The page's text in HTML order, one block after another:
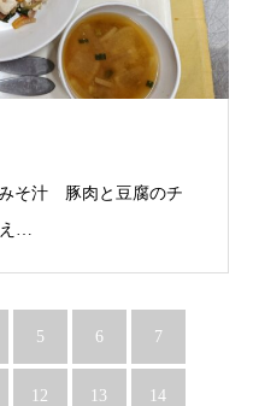
そ汁 豚肉と豆腐のチ
え…
5 6 7
12 13 14